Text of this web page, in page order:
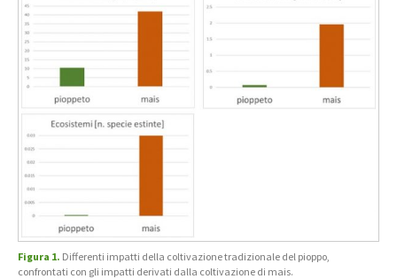
Figura 1. Differenti impatti della coltivazione tradizionale del pioppo,
confrontati con gli impatti derivati dalla coltivazione di mais.